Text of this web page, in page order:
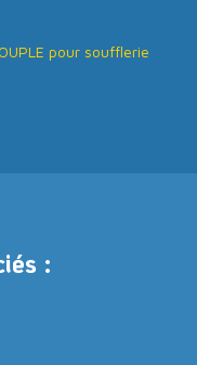
pour soufflerie
: